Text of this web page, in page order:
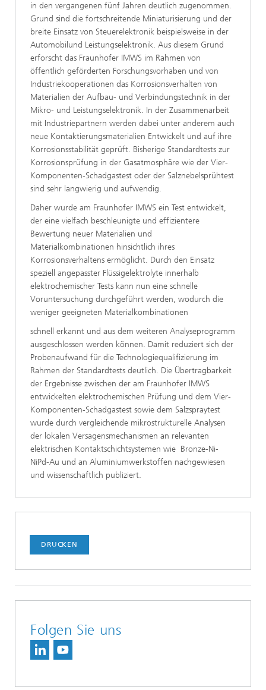
in den vergangenen fünf Jahren deutlich zugenommen.
Grund sind die fortschreitende Miniaturisierung und der
breite Einsatz von Steuerelektronik beispielsweise in der
Automobilund Leistungselektronik. Aus diesem Grund
erforscht das Fraunhofer IMWS im Rahmen von
öffentlich geförderten Forschungsvorhaben und von
Industriekooperationen das Korrosionsverhalten von
Materialien der Aufbau- und Verbindungstechnik in der
Mikro- und Leistungselektronik. In der Zusammenarbeit
mit Industriepartnern werden dabei unter anderem auch
neue Kontaktierungsmaterialien Entwickelt und auf ihre
Korrosionsstabilität geprüft. Bisherige Standardtests zur
Korrosionsprüfung in der Gasatmosphäre wie der Vier-
Komponenten-Schadgastest oder der Salznebelsprühtest
sind sehr langwierig und aufwendig.
Daher wurde am Fraunhofer IMWS ein Test entwickelt,
der eine vielfach beschleunigte und effizientere
Bewertung neuer Materialien und
Materialkombinationen hinsichtlich ihres
Korrosionsverhaltens ermöglicht. Durch den Einsatz
speziell angepasster Flüssigelektrolyte innerhalb
elektrochemischer Tests kann nun eine schnelle
Voruntersuchung durchgeführt werden, wodurch die
weniger geeigneten Materialkombinationen
schnell erkannt und aus dem weiteren Analyseprogramm
ausgeschlossen werden können. Damit reduziert sich der
Probenaufwand für die Technologiequalifizierung im
Rahmen der Standardtests deutlich. Die Übertragbarkeit
der Ergebnisse zwischen der am Fraunhofer IMWS
entwickelten elektrochemischen Prüfung und dem Vier-
Komponenten-Schadgastest sowie dem Salzspraytest
wurde durch vergleichende mikrostrukturelle Analysen
der lokalen Versagensmechanismen an relevanten
elektrischen Kontaktschichtsystemen wie Bronze-Ni-
NiPd-Au und an Aluminiumwerkstoffen nachgewiesen
und wissenschaftlich publiziert.
DRUCKEN
Folgen Sie uns